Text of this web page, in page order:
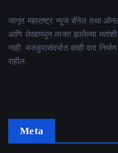
जागृत महाराष्ट्र न्यूज चॅनेल तथा
आणि लेखामधुन व्यक्त झालेल्या
नाही. मजकुरासंदर्भात काही वाद
राहील.
Meta